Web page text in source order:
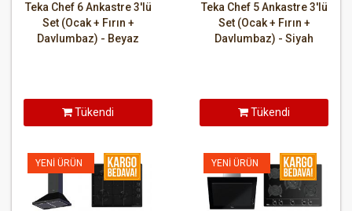
Teka Chef 6 Ankastre 3'lü
Set (Ocak + Fırın +
Davlumbaz) - Beyaz
Tükendi
Teka Chef 5 Ankastre 3'lü
Set (Ocak + Fırın +
Davlumbaz) - Siyah
Tükendi
YENI ÜRÜN YENI ÜRÜN